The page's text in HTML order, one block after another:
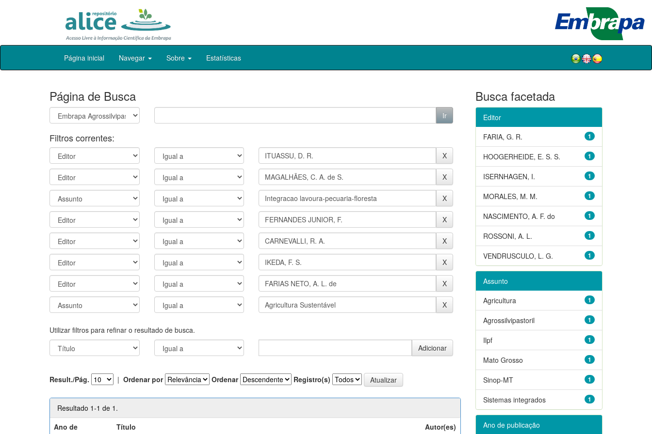
Skip
Página inicial Navegar Sobre Estatísticas
Página de Busca
Filtros correntes:
Utilizar filtros para refinar o resultado de busca.
Result./Pág. | Ordenar por Ordenar Registro(s)
Resultado 1-1 de 1.
Ano de
Título Autor(es)
Busca facetada
Editor
1
FARIA, G. R.
1
HOOGERHEIDE, E. S. S.
1
ISERNHAGEN, I.
1
MORALES, M. M.
1
NASCIMENTO, A. F. do
1
ROSSONI, A. L.
1
VENDRUSCULO, L. G.
Assunto
1
Agricultura
1
Agrossilvipastoril
1
Ilpf
1
Mato Grosso
1
Sinop-MT
1
Sistemas integrados
Ano de publicação